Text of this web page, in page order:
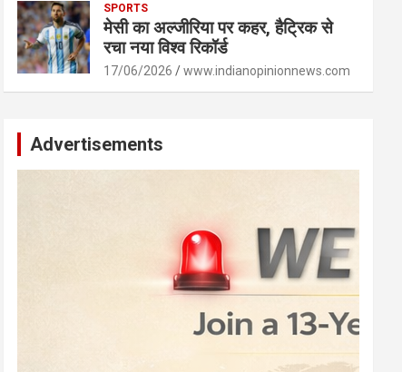
SPORTS
मेसी का अल्जीरिया पर कहर, हैट्रिक से
रचा नया विश्व रिकॉर्ड
17/06/2026 www.indianopinionnews.com
Advertisements